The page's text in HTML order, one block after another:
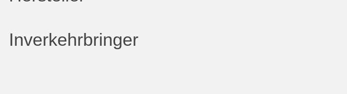
Inverkehrbringer